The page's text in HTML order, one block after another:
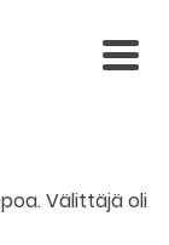
Välittäjä oli